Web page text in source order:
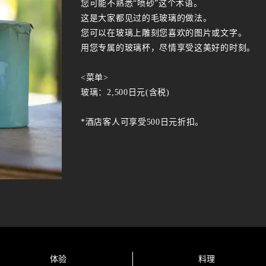
您可能不熟悉“喷砂”这个术语。
这是大家都见过的毛玻璃的做法。
您可以在玻璃上雕刻您喜欢的图片或文字。
用您专属的玻璃杯，尽情享受这美好的时刻。
<菜单>
玻璃：2,500日元(含税)
*酒店客人可享受500日元折扣。
体验 料理